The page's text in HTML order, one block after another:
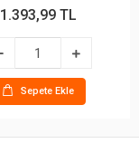
1.393,99 TL
Sepete Ekle